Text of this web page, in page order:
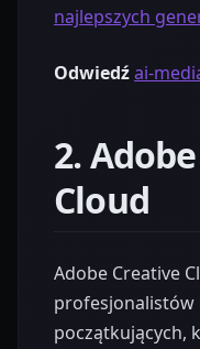
najlepszych
Odwiedźai-
2.
Cloud
Adobe Creative
profesjonalistów
początkujących,